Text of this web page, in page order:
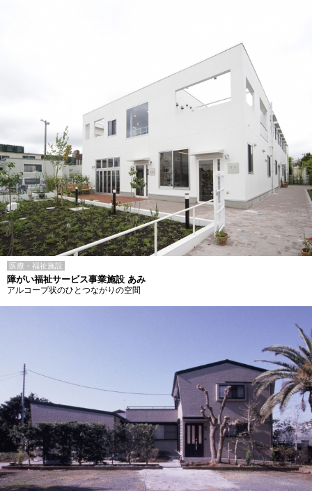
医療・福祉施設
障がい福祉サービス事業施設 あみ
アルコーブ状のひとつながりの空間